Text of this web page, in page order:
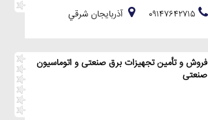
آذربايجان شرقي
فروش و تأمین تجهیزات برق صنعتی و اتوماسیون
صنعتی